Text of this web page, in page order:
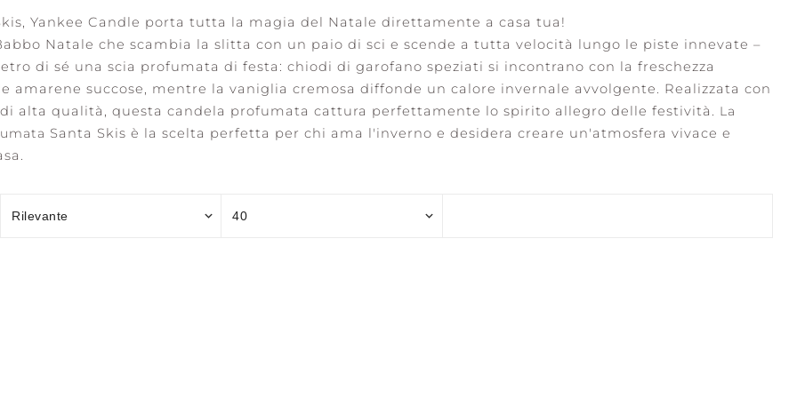
OCEAN RETREAT SALTED SANDS SERENE WATERS
STILLNESS +
PURITY
Yankee Candle porta tutta la magia del Natale direttamente a casa tua!
Natale che scambia la slitta con un paio di sci e scende a tutta velocità lungo le piste innevate –
di sé una scia profumata di festa: chiodi di garofano speziati si incontrano con la freschezza
amarene succose, mentre la vaniglia cremosa diffonde un calore invernale avvolgente. Realizzata con
alta qualità, questa candela profumata cattura perfettamente lo spirito allegro delle festività. La
Santa Skis è la scelta perfetta per chi ama l'inverno e desidera creare un'atmosfera vivace e